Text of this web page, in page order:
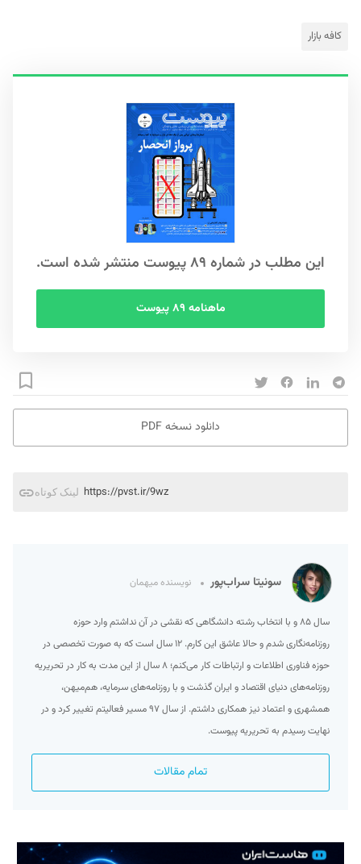
کافه بازار
این مطلب در شماره ۸۹ پیوست منتشر شده است.
ماهنامه ۸۹ پیوست
دانلود نسخه PDF
لینک کوتاه https://pvst.ir/9wz
سونیتا سراب‌پور نویسنده میهمان
سال ۸۵ و با انتخاب رشته‌ دانشگاهی که نقشی در آن نداشتم وارد حوزه
روزنامه‌نگاری شدم و حالا عاشق این کارم. ۱۲ سال است که به صورت تخصصی در
حوزه فناوری اطلاعات و ارتباطات کار می‌کنم؛ ۸ سال از این مدت به کار در تحریریه
روزنامه‌های دنیای اقتصاد و ایران گذشت و با روزنامه‌های سرمایه، هم‌میهن،
همشهری و اعتماد نیز همکاری داشتم. از سال ۹۷ مسیر فعالیتم تغییر کرد و در
نهایت رسیدم به تحریریه پیوست.
تمام مقالات